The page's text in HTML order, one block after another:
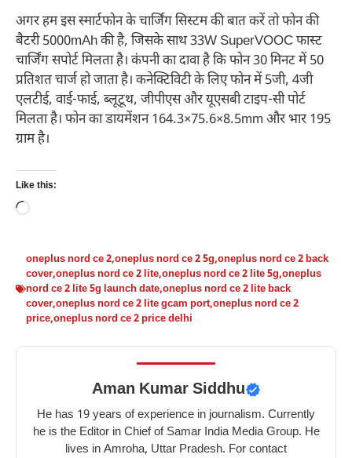
अगर हम इस स्मार्टफोन के चार्जिंग सिस्टम की बात करें तो फोन की
बैटरी 5000mAh की है, जिसके साथ 33W SuperVOOC फास्ट
चार्जिंग सपोर्ट मिलता है। कंपनी का दावा है कि फोन 30 मिनट में 50
प्रतिशत चार्ज हो जाता है। कनेक्टिविटी के लिए फोन में 5जी, 4जी
एलटीई, वाई-फाई, ब्लूटूथ, जीपीएस और यूएसबी टाइप-सी पोर्ट
मिलता है। फोन का डायमेंशन 164.3×75.6×8.5mm और भार 195
ग्राम है।
Like this:
Loading…
oneplus nord ce 2,oneplus nord ce 2 5g,oneplus nord ce 2 back
cover,oneplus nord ce 2 lite,oneplus nord ce 2 lite 5g,oneplus
nord ce 2 lite 5g launch date,oneplus nord ce 2 lite back
cover,oneplus nord ce 2 lite gcam port,oneplus nord ce 2
price,oneplus nord ce 2 price delhi
Aman Kumar Siddhu
He has 19 years of experience in journalism. Currently
he is the Editor in Chief of Samar India Media Group. He
lives in Amroha, Uttar Pradesh. For contact